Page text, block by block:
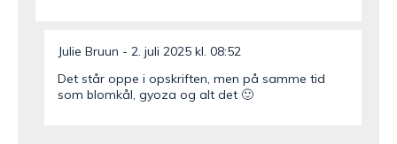
Julie Bruun
2. juli 2025 kl. 08:52
Det står oppe i opskriften, men på samme tid
som blomkål, gyoza og alt det 🙂